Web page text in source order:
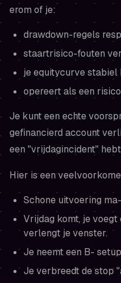
erom of je:
drawdown-regels
staartrisico-fouten
je equitycurve stabiel
opereert als een
Je kunt een echte
gefinancierd account
een "vrijdagincident"
Hier is een
Schone uitvoering
Vrijdag komt, je voegt
verlengt je venster.
Je neemt een B-
Je verbreedt de stop